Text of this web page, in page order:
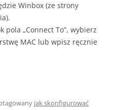
Winbox (ze strony
pola „Connect To”, wybierz
MAC lub wpisz ręcznie
jak skonfigurować